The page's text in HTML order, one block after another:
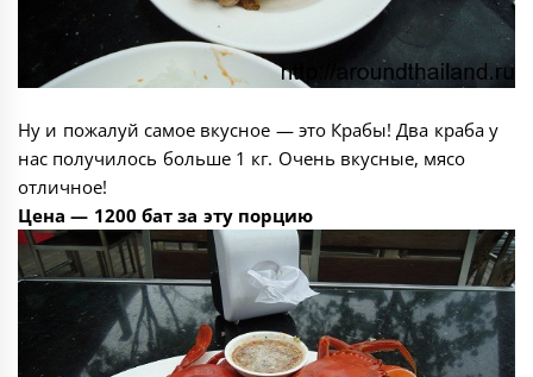
Ну и пожалуй самое вкусное — это Крабы! Два краба у
нас получилось больше 1 кг. Очень вкусные, мясо
отличное!
Цена — 1200 бат за эту порцию